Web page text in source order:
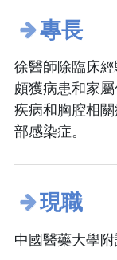
專長
徐醫師除臨床
頗獲病患和家
疾病和胸腔相
部感染症。
現職
中國醫藥大學